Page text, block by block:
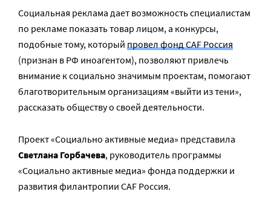
Социальная реклама дает возможность специалистам
по рекламе показать товар лицом, а конкурсы,
подобные тому, который провел фонд CAF Россия
(признан в РФ иноагентом), позволяют привлечь
внимание к социально значимым проектам, помогают
благотворительным организациям «выйти из тени»,
рассказать обществу о своей деятельности.
Проект «Социально активные медиа» представила
Светлана Горбачева, руководитель программы
«Социально активные медиа» фонда поддержки и
развития филантропии CAF Россия.